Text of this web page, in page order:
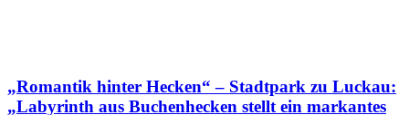
„Romantik hinter Hecken“ – Stadtpark zu Luckau:
„Labyrinth aus Buchenhecken stellt ein markantes